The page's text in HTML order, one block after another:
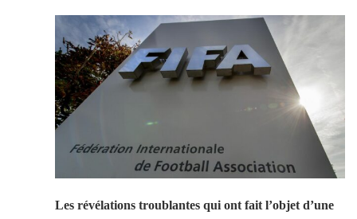
Les révélations troublantes qui ont fait l’objet d’une